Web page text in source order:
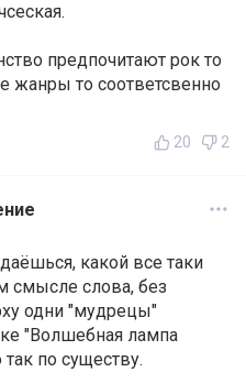
предпочитают рок то
жанры то соответсвенно
20 2
какой все таки
смысле слова, без
одни "мудрецы"
"Волшебная лампа
по существу.